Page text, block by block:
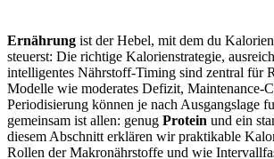
Ernährung ist der Hebel, mit dem du
steuerst: Die richtige Kalorienstrategie,
intelligentes Nährstoff‑Timing sind zentral für
Modelle wie moderates Defizit,
Periodisierung können je nach Ausgangslage
gemeinsam ist allen: genug Protein und ein
diesem Abschnitt erklären wir praktikable
Rollen der Makronährstoffe und wie